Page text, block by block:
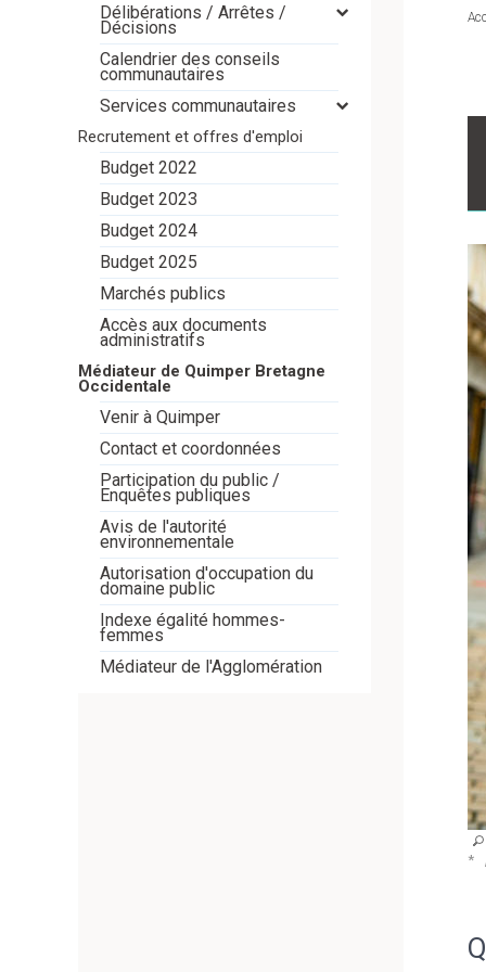
Délibérations / Arrêtes /
Décisions
Calendrier des conseils
communautaires
Services communautaires
Recrutement et offres d'emploi
Budget 2022
Budget 2023
Budget 2024
Budget 2025
Marchés publics
Accès aux documents
administratifs
Médiateur de Quimper Bretagne
Occidentale
Venir à Quimper
Contact et coordonnées
Participation du public /
Enquêtes publiques
Avis de l'autorité
environnementale
Autorisation d'occupation du
domaine public
Indexe égalité hommes-
femmes
Médiateur de l'Agglomération